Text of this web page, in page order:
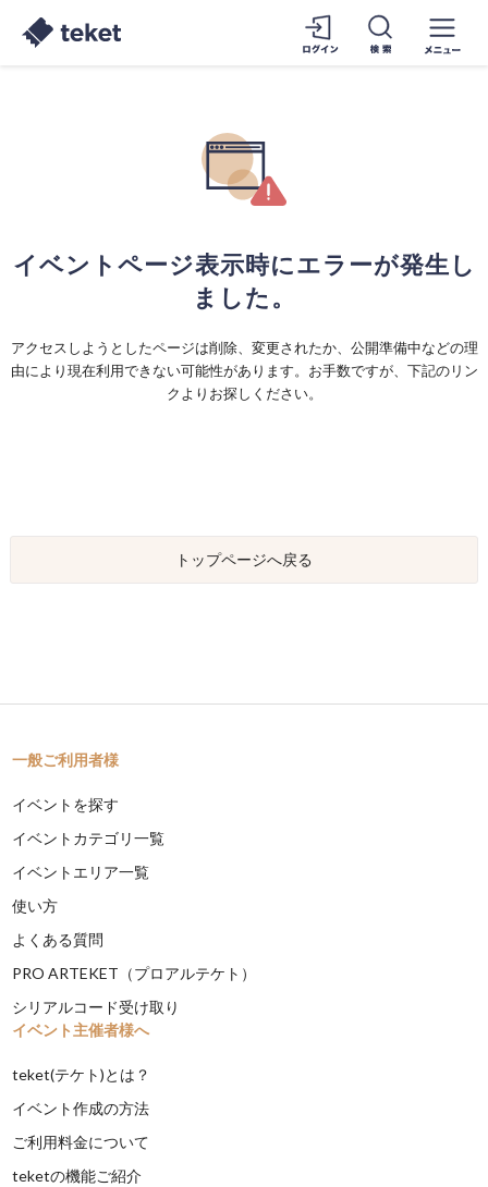
イベントページ表示時にエラーが発生し
ました。
アクセスしようとしたページは削除、変更されたか、公開準備中などの理
由により現在利用できない可能性があります。お手数ですが、下記のリン
クよりお探しください。
トップページへ戻る
一般ご利用者様
イベントを探す
イベントカテゴリ一覧
イベントエリア一覧
使い方
よくある質問
PRO ARTEKET（プロアルテケト）
シリアルコード受け取り
イベント主催者様へ
teket(テケト)とは？
イベント作成の方法
ご利用料金について
teketの機能ご紹介